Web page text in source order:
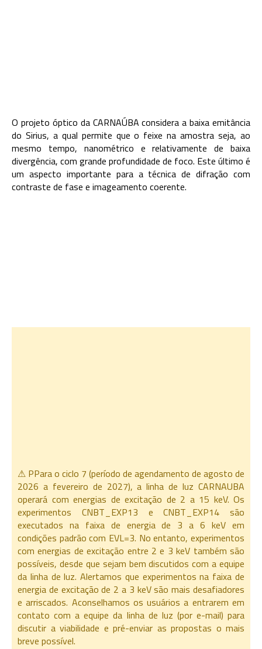
O projeto óptico da CARNAÚBA considera a baixa emitância
do Sirius, a qual permite que o feixe na amostra seja, ao
mesmo tempo, nanométrico e relativamente de baixa
divergência, com grande profundidade de foco. Este último é
um aspecto importante para a técnica de difração com
contraste de fase e imageamento coerente.
⚠ PPara o ciclo 7 (período de agendamento de agosto de
2026 a fevereiro de 2027), a linha de luz CARNAUBA
operará com energias de excitação de 2 a 15 keV. Os
experimentos CNBT_EXP13 e CNBT_EXP14 são
executados na faixa de energia de 3 a 6 keV em
condições padrão com EVL=3. No entanto, experimentos
com energias de excitação entre 2 e 3 keV também são
possíveis, desde que sejam bem discutidos com a equipe
da linha de luz. Alertamos que experimentos na faixa de
energia de excitação de 2 a 3 keV são mais desafiadores
e arriscados. Aconselhamos os usuários a entrarem em
contato com a equipe da linha de luz (por e-mail) para
discutir a viabilidade e pré-enviar as propostas o mais
breve possível.